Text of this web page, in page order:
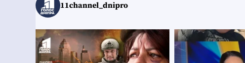
11channel_dnipro